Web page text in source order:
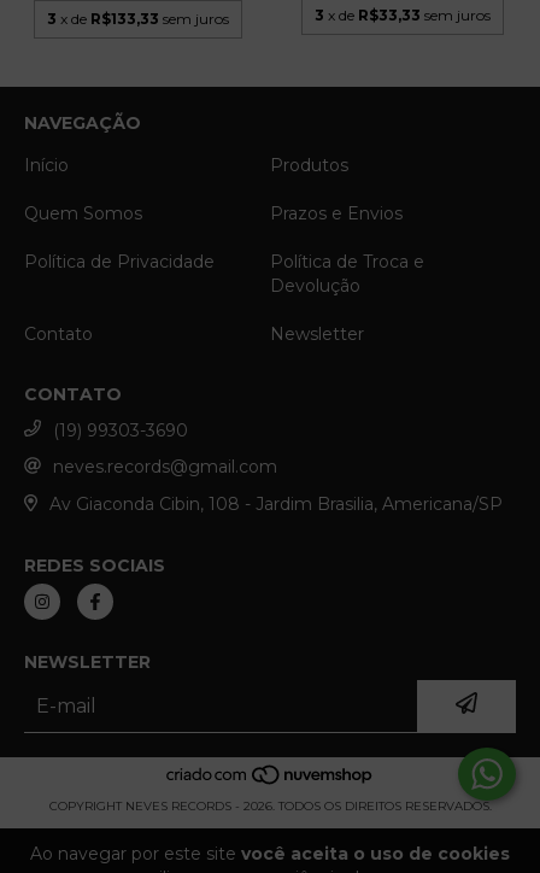
Ao navegar por este site você aceita o uso de cookies
3 x de R$133,33 sem juros 3 x de R$33,33 sem juros
NAVEGAÇÃO
Início
Produtos
Quem Somos Prazos e Envios
Política de Privacidade
Política de Troca e
Devolução
Contato Newsletter
CONTATO
(19) 99303-3690
neves.records@gmail.com
Av Giaconda Cibin, 108 - Jardim Brasilia, Americana/SP
REDES SOCIAIS
NEWSLETTER
COPYRIGHT NEVES RECORDS - 2026. TODOS OS DIREITOS RESERVADOS.